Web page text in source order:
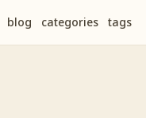
blog categories tags